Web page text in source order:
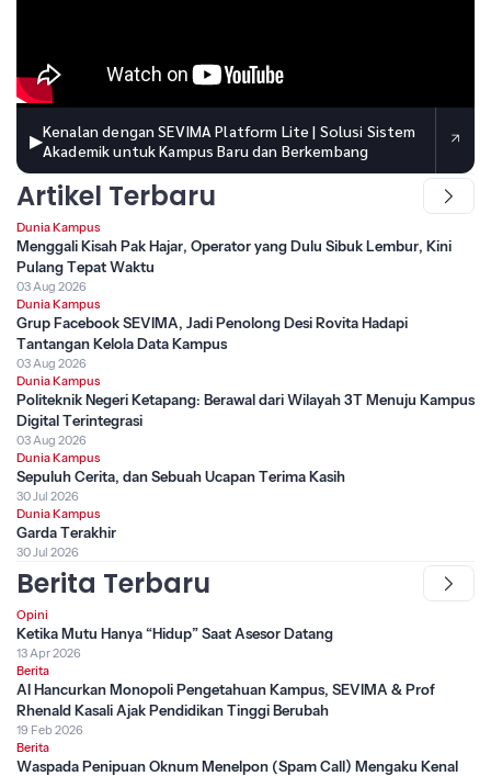
▶Kenalan dengan SEVIMA Platform Lite | Solusi Sistem
Akademik untuk Kampus Baru dan Berkembang
Artikel Terbaru
Dunia Kampus
Menggali Kisah Pak Hajar, Operator yang Dulu Sibuk Lembur, Kini
Pulang Tepat Waktu
03 Aug 2026
Dunia Kampus
Grup Facebook SEVIMA, Jadi Penolong Desi Rovita Hadapi
Tantangan Kelola Data Kampus
03 Aug 2026
Dunia Kampus
Politeknik Negeri Ketapang: Berawal dari Wilayah 3T Menuju Kampus
Digital Terintegrasi
03 Aug 2026
Dunia Kampus
Sepuluh Cerita, dan Sebuah Ucapan Terima Kasih
30 Jul 2026
Dunia Kampus
Garda Terakhir
30 Jul 2026
Berita Terbaru
Opini
Ketika Mutu Hanya “Hidup” Saat Asesor Datang
13 Apr 2026
Berita
AI Hancurkan Monopoli Pengetahuan Kampus, SEVIMA & Prof
Rhenald Kasali Ajak Pendidikan Tinggi Berubah
19 Feb 2026
Berita
Waspada Penipuan Oknum Menelpon (Spam Call) Mengaku Kenal